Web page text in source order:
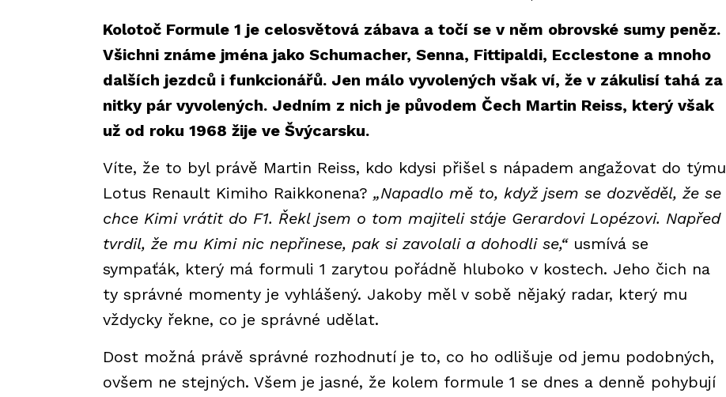
Kolotoč Formule 1 je celosvětová zábava a točí se v něm obrovské sumy peněz.
Všichni známe jména jako Schumacher, Senna, Fittipaldi, Ecclestone a mnoho
dalších jezdců i funkcionářů. Jen málo vyvolených však ví, že v zákulisí tahá za
nitky pár vyvolených. Jedním z nich je původem Čech Martin Reiss, který však
už od roku 1968 žije ve Švýcarsku.
Víte, že to byl právě Martin Reiss, kdo kdysi přišel s nápadem angažovat do týmu
Lotus Renault Kimiho Raikkonena? „Napadlo mě to, když jsem se dozvěděl, že se
chce Kimi vrátit do F1. Řekl jsem o tom majiteli stáje Gerardovi Lopézovi. Napřed
tvrdil, že mu Kimi nic nepřinese, pak si zavolali a dohodli se,“ usmívá se
sympaťák, který má formuli 1 zarytou pořádně hluboko v kostech. Jeho čich na
ty správné momenty je vyhlášený. Jakoby měl v sobě nějaký radar, který mu
vždycky řekne, co je správné udělat.
Dost možná právě správné rozhodnutí je to, co ho odlišuje od jemu podobných,
ovšem ne stejných. Všem je jasné, že kolem formule 1 se dnes a denně pohybují